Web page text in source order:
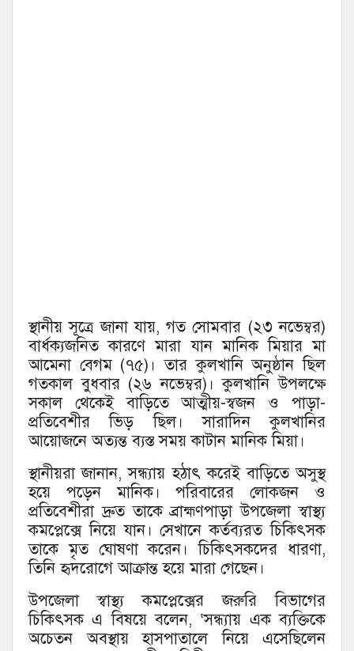
স্থানীয় সূত্রে জানা যায়, গত সোমবার (২৩ নভেম্বর)
বার্ধক্যজনিত কারণে মারা যান মানিক মিয়ার মা
আমেনা বেগম (৭৫)। তার কুলখানি অনুষ্ঠান ছিল
গতকাল বুধবার (২৬ নভেম্বর)। কুলখানি উপলক্ষে
সকাল থেকেই বাড়িতে আত্মীয়-স্বজন ও পাড়া-
প্রতিবেশীর ভিড় ছিল। সারাদিন কুলখানির
আয়োজনে অত্যন্ত ব্যস্ত সময় কাটান মানিক মিয়া।
স্থানীয়রা জানান, সন্ধ্যায় হঠাৎ করেই বাড়িতে অসুস্থ
হয়ে পড়েন মানিক। পরিবারের লোকজন ও
প্রতিবেশীরা দ্রুত তাকে ব্রাহ্মণপাড়া উপজেলা স্বাস্থ্য
কমপ্লেক্সে নিয়ে যান। সেখানে কর্তব্যরত চিকিৎসক
তাকে মৃত ঘোষণা করেন। চিকিৎসকদের ধারণা,
তিনি হৃদরোগে আক্রান্ত হয়ে মারা গেছেন।
উপজেলা স্বাস্থ্য কমপ্লেক্সের জরুরি বিভাগের
চিকিৎসক এ বিষয়ে বলেন, ‘সন্ধ্যায় এক ব্যক্তিকে
অচেতন অবস্থায় হাসপাতালে নিয়ে এসেছিলেন